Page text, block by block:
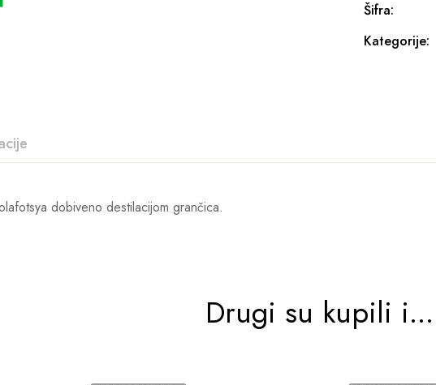
Šifra:
Kategorije:
dobiveno destilacijom grančica.
Drugi su kupili i...